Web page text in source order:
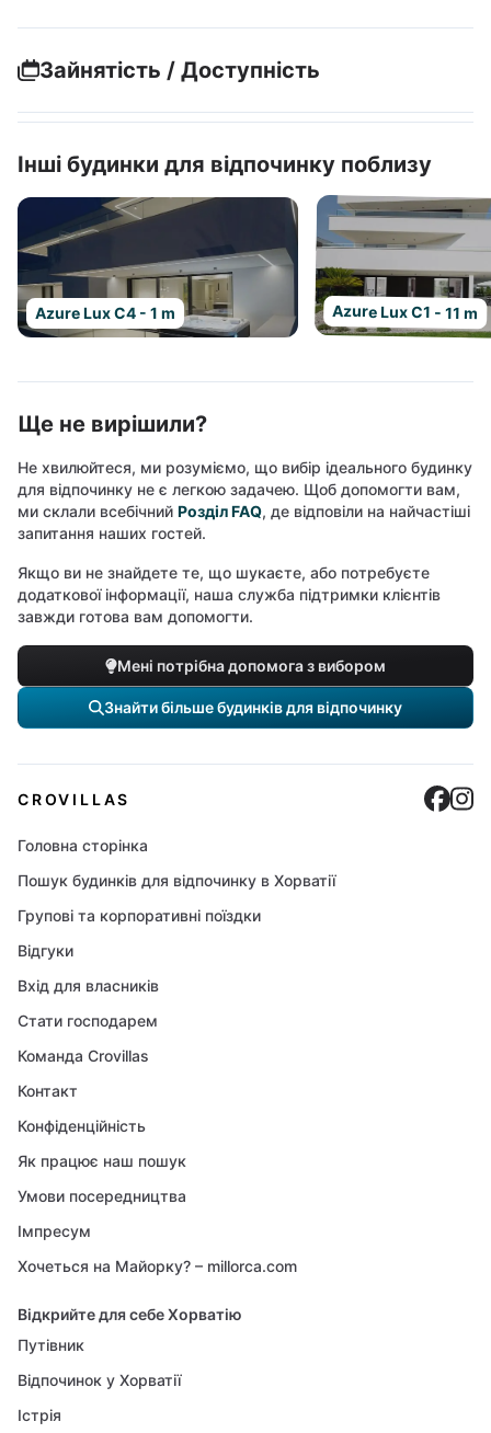
Зайнятість / Доступність
Інші будинки для відпочинку поблизу
Azure Lux C4 - 1 m Azure Lux C1 - 11 m
Ще не вирішили?
Не хвилюйтеся, ми розуміємо, що вибір ідеального будинку
для відпочинку не є легкою задачею. Щоб допомогти вам,
ми склали всебічний Розділ FAQ, де відповіли на найчастіші
запитання наших гостей.
Якщо ви не знайдете те, що шукаєте, або потребуєте
додаткової інформації, наша служба підтримки клієнтів
завжди готова вам допомогти.
Мені потрібна допомога з вибором
Знайти більше будинків для відпочинку
CROVILLAS
Головна сторінка
Пошук будинків для відпочинку в Хорватії
Групові та корпоративні поїздки
Відгуки
Вхід для власників
Стати господарем
Команда Crovillas
Контакт
Конфіденційність
Як працює наш пошук
Умови посередництва
Імпресум
Хочеться на Майорку? – millorca.com
Відкрийте для себе Хорватію
Путівник
Відпочинок у Хорватії
Істрія